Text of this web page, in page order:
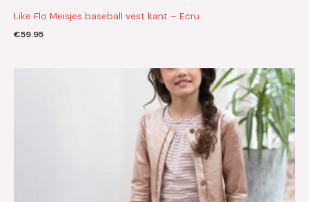
Like Flo Meisjes baseball vest kant – Ecru
€59.95